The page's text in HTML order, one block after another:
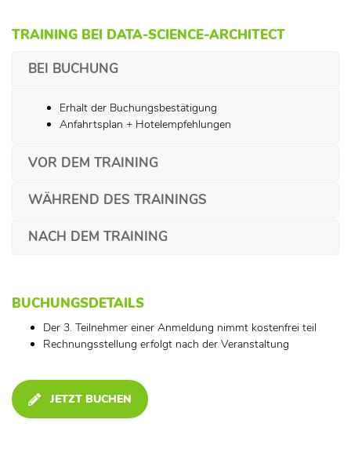
TRAINING BEI DATA-SCIENCE-ARCHITECT
BEI BUCHUNG
Erhalt der Buchungsbestätigung
Anfahrtsplan + Hotelempfehlungen
VOR DEM TRAINING
WÄHREND DES TRAININGS
NACH DEM TRAINING
BUCHUNGSDETAILS
Der 3. Teilnehmer einer Anmeldung nimmt kostenfrei teil
Rechnungsstellung erfolgt nach der Veranstaltung
JETZT BUCHEN